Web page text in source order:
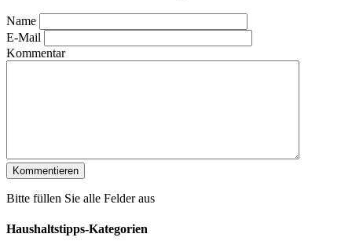
Name
E-Mail
Kommentar
Bitte füllen Sie alle Felder aus
Haushaltstipps-Kategorien